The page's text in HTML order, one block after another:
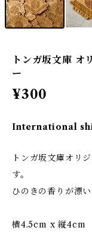
トンガ坂文庫 オ
ー
¥300
International
トンガ坂文庫オリ
す。
ひのきの香りが漂い
横4.5cm x 縦4cm